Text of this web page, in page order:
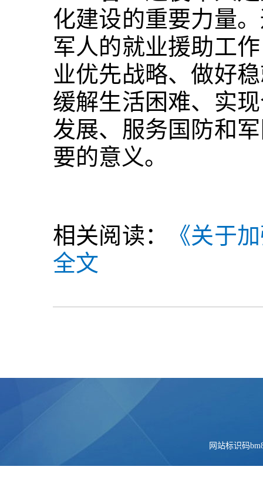
化建设的重要力量
军人的就业援助工
业优先战略、做好
缓解生活困难、实
发展、服务国防和
要的意义。
相关阅读：
《关于
全文
网站标识码